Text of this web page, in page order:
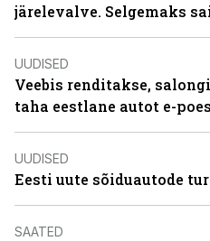
järelevalve. Selgemaks
UUDISED
Veebis renditakse,
taha eestlane autot e-
UUDISED
Eesti uute sõiduautode
SAATED